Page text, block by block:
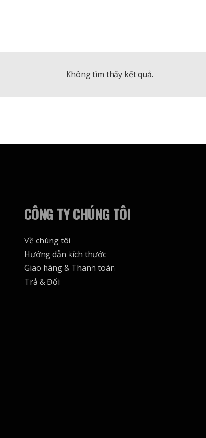
Không tìm thấy kết quả.
CÔNG TY CHÚNG TÔI
Về chúng tôi
Hướng dẫn kích thước
Giao hàng & Thanh toán
Trả & Đổi